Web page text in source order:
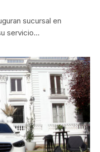
sucursal en
servicio…